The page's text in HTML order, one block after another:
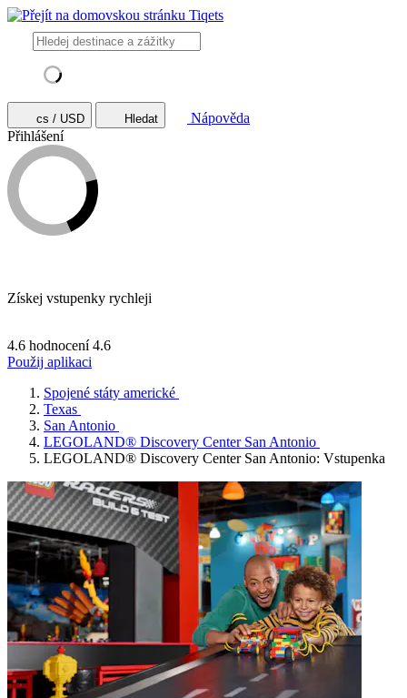
cs / USD Hledat
Nápověda
Přihlášení
Získej vstupenky rychleji
4.6 hodnocení 4.6
Použij aplikaci
Spojené státy americké
Texas
San Antonio
LEGOLAND® Discovery Center San Antonio
LEGOLAND® Discovery Center San Antonio: Vstupenka